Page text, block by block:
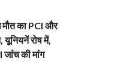
मौत का PCI और
यूनियनें रोष में,
जांच की मांग